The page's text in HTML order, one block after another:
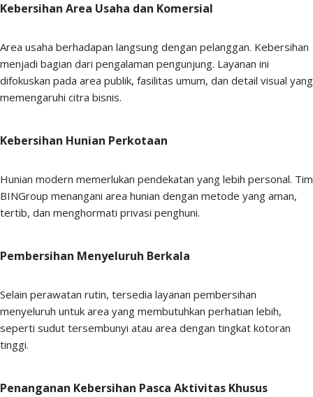
Kebersihan Area Usaha dan Komersial
Area usaha berhadapan langsung dengan pelanggan. Kebersihan
menjadi bagian dari pengalaman pengunjung. Layanan ini
difokuskan pada area publik, fasilitas umum, dan detail visual yang
memengaruhi citra bisnis.
Kebersihan Hunian Perkotaan
Hunian modern memerlukan pendekatan yang lebih personal. Tim
BINGroup menangani area hunian dengan metode yang aman,
tertib, dan menghormati privasi penghuni.
Pembersihan Menyeluruh Berkala
Selain perawatan rutin, tersedia layanan pembersihan
menyeluruh untuk area yang membutuhkan perhatian lebih,
seperti sudut tersembunyi atau area dengan tingkat kotoran
tinggi.
Penanganan Kebersihan Pasca Aktivitas Khusus